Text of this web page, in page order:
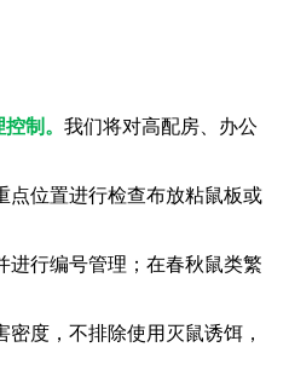
制。 我们将对高配房、办公
点位置进行检查布放粘鼠板或
进行编号管理；在春秋鼠类繁
度，不排除使用灭鼠诱饵，